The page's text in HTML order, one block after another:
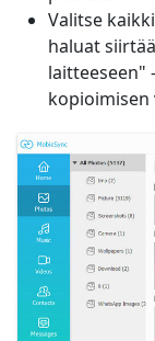
Valitse
haluat
laitteeseen"
kopioimisen